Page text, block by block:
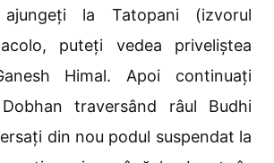
ajungeți la Tatopani (izvorul
puteți vedea priveliștea
Himal. Apoi continuați
traversând râul Budhi
din nou podul suspendat la